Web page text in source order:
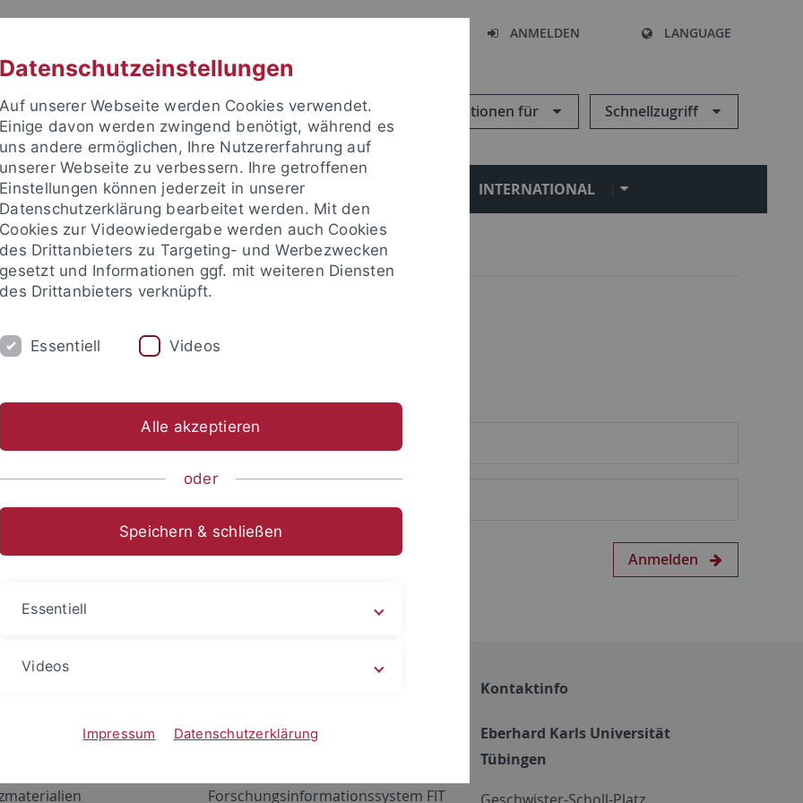
ANMELDEN LANGUAGE
Informationen für Schnellzugriff
FORSCHUNG EINRICHTUNGEN INTERNATIONAL
um sich anzumelden:
Anmelden
Netzwerk
ALMA
Forschungsinformationssystem FIT
Kontaktinfo
Eberhard Karls Universität
Tübingen
Datenschutzeinstellungen
Auf unserer Webseite werden Cookies verwendet.
Einige davon werden zwingend benötigt, während es
uns andere ermöglichen, Ihre Nutzererfahrung auf
unserer Webseite zu verbessern. Ihre getroffenen
Einstellungen können jederzeit in unserer
Datenschutzerklärung bearbeitet werden. Mit den
Cookies zur Videowiedergabe werden auch Cookies
des Drittanbieters zu Targeting- und Werbezwecken
gesetzt und Informationen ggf. mit weiteren Diensten
des Drittanbieters verknüpft.
Essentiell Videos
Alle akzeptieren
oder
Speichern & schließen
Essentiell
Videos
Impressum Datenschutzerklärung